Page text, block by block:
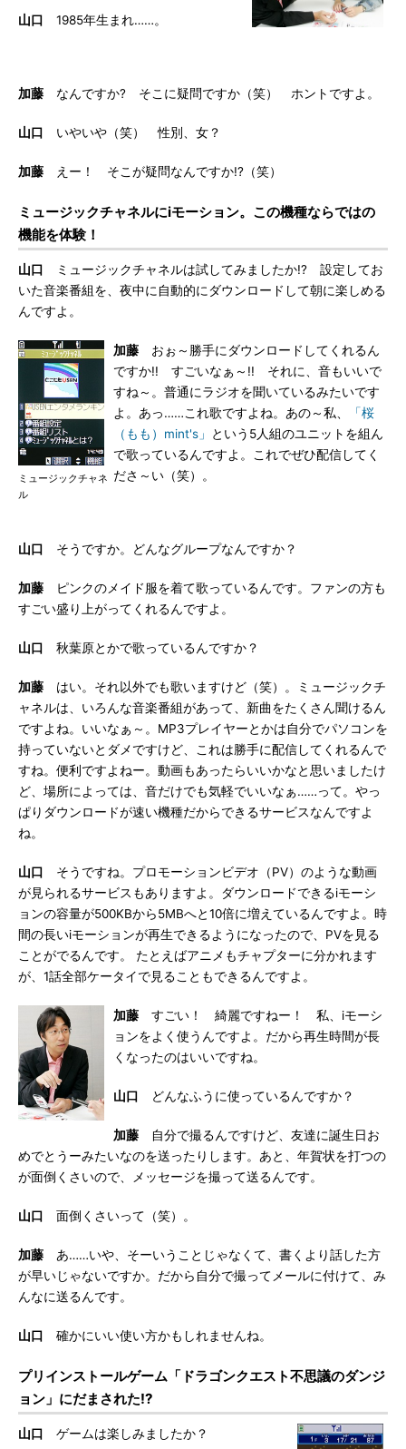
山口 1985年生まれ……。
加藤 なんですか? そこに疑問ですか（笑） ホントですよ。
山口 いやいや（笑） 性別、女？
加藤 えー！ そこが疑問なんですか!?（笑）
ミュージックチャネルにiモーション。この機種ならではの
機能を体験！
山口
ミュージックチャネルは試してみましたか!? 設定してお
いた音楽番組を、夜中に自動的にダウンロードして朝に楽しめる
んですよ。
ミュージックチャネ
ル
加藤 おぉ～勝手にダウンロードしてくれるん
ですか!! すごいなぁ～!! それに、音もいいで
すね～。普通にラジオを聞いているみたいです
よ。あっ……これ歌ですよね。あの～私、
「桜
（もも）mint's」
という5人組のユニットを組ん
で歌っているんですよ。これでぜひ配信してく
ださ～い（笑）。
山口 そうですか。どんなグループなんですか？
加藤 ピンクのメイド服を着て歌っているんです。ファンの方も
すごい盛り上がってくれるんですよ。
山口 秋葉原とかで歌っているんですか？
加藤 はい。それ以外でも歌いますけど（笑）。ミュージックチ
ャネルは、いろんな音楽番組があって、新曲をたくさん聞けるん
ですよね。いいなぁ～。MP3プレイヤーとかは自分でパソコンを
持っていないとダメですけど、これは勝手に配信してくれるんで
すね。便利ですよねー。動画もあったらいいかなと思いましたけ
ど、場所によっては、音だけでも気軽でいいなぁ……って。やっ
ぱりダウンロードが速い機種だからできるサービスなんですよ
ね。
山口
そうですね。プロモーションビデオ（PV）のような動画
が見られるサービスもありますよ。ダウンロードできるiモーシ
ョンの容量が500KBから5MBへと10倍に増えているんですよ。時
間の長いiモーションが再生できるようになったので、PVを見る
ことがでるんです。 たとえばアニメもチャプターに分かれます
が、1話全部ケータイで見ることもできるんですよ。
加藤 すごい！ 綺麗ですねー！ 私、iモーシ
ョンをよく使うんですよ。だから再生時間が長
くなったのはいいですね。
山口 どんなふうに使っているんですか？
加藤 自分で撮るんですけど、友達に誕生日お
めでとうーみたいなのを送ったりします。あと、年賀状を打つの
が面倒くさいので、メッセージを撮って送るんです。
山口 面倒くさいって（笑）。
加藤 あ……いや、そーいうことじゃなくて、書くより話した方
が早いじゃないですか。だから自分で撮ってメールに付けて、み
んなに送るんです。
山口 確かにいい使い方かもしれませんね。
プリインストールゲーム「ドラゴンクエスト不思議のダンジ
ョン」にだまされた!?
山口 ゲームは楽しみましたか？